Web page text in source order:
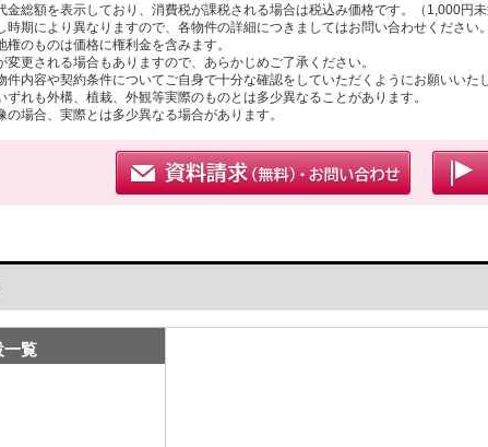
総額を表示しており、消費税が課税される場合は税込み価格です。（1,000円未
時期により異なりますので、各物件の詳細につきましてはお問い合わせください。
のものは価格に権利金を含みます。
更される場合もありますので、あらかじめご了承ください。
内容や契約条件についてご自身で十分な確認をしていただくようにお願いいたし
れも外構、植栽、外観等実際のものとは多少異なることがあります。
場合、実際とは多少異なる場合があります。
一覧